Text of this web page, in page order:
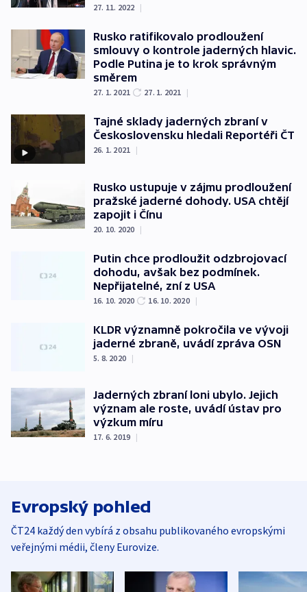
27. 11. 2022 |
Rusko ratifikovalo prodloužení
smlouvy o kontrole jaderných hlavic.
Podle Putina je to krok správným
směrem
27. 1. 2021 27. 1. 2021 |
Tajné sklady jaderných zbraní v
Československu hledali Reportéři ČT
26. 1. 2021 |
Rusko ustupuje v zájmu prodloužení
pražské jaderné dohody. USA chtějí
zapojit i Čínu
20. 10. 2020 |
Putin chce prodloužit odzbrojovací
dohodu, avšak bez podmínek.
Nepřijatelné, zní z USA
16. 10. 2020 16. 10. 2020 |
KLDR významně pokročila ve vývoji
jaderné zbraně, uvádí zpráva OSN
5. 8. 2020 |
Jaderných zbraní loni ubylo. Jejich
význam ale roste, uvádí ústav pro
výzkum míru
17. 6. 2019 |
Evropský pohled
ČT24 každý den vybírá z obsahu publikovaného evropskými
veřejnými médii, členy Eurovize.